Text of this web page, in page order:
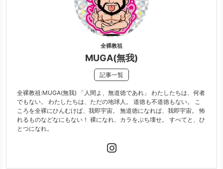
全裸教祖
MUGA(無我)
記事一覧
全裸教祖:MUGA(無我) 「人間よ、無道徳であれ」 わたしたちは、何者
でもない。 わたしたちは、ただの地球人。 道徳も不道徳もない。 こ
ころを全裸にひんむけば、我即宇宙。 無道徳になれば、我即宇宙。 怖
れるものなどなにもない！ 裸になれ、カラをぶち壊せ。 すべてと、ひ
とつになれ。